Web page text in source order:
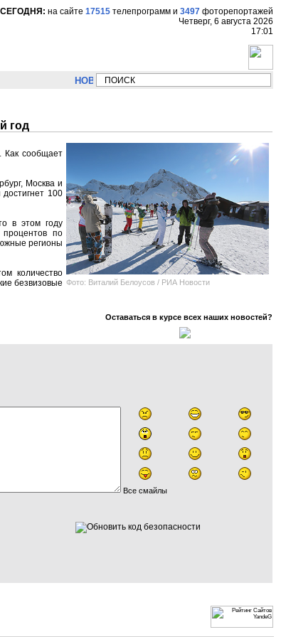
СЕГОДНЯ: на сайте 17515 телепрограмм и 3497 фоторепортажей
Четверг, 6 августа 2026
17:01
НОВОСТИ: Сергей Цыпляев "Мир как никогда
год
Фото: Виталий Белоусов / РИА Новости
Как сообщает
Москва и
100
в этом году
процентов по
регионы
количество
безвизовые
Оставаться в курсе всех наших новостей?
Все смайлы